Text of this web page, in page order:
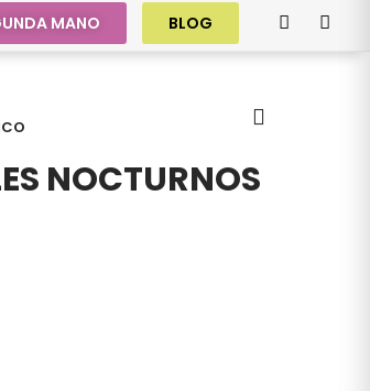
MANO BLOG
NOCTURNOS